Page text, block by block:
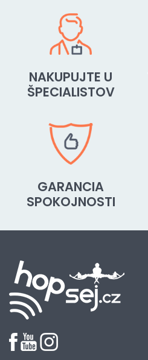
NAKUPUJTE U
ŠPECIALISTOV
GARANCIA
SPOKOJNOSTI